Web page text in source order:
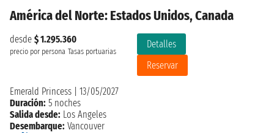
América del Norte: Estados Unidos, Canada
desde $ 1.295.360
precio por persona Tasas portuarias
Detalles
Reservar
Emerald Princess
13/05/2027
Duración: 5 noches
Salida desde: Los Angeles
Desembarque: Vancouver